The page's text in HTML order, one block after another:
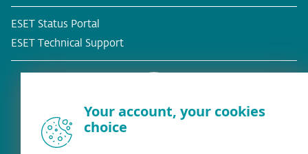
ESET Status Portal
ESET Technical Support
Esamas klientas?
Your account, your cookies
choice